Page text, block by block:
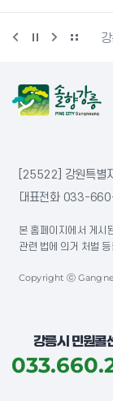
자원봉사센터
[25522] 강원특별
대표전화 033-
본 홈페이지에서 게시
관련 법에 의거 처벌
Copyright ⓒ
강릉시 민원콜